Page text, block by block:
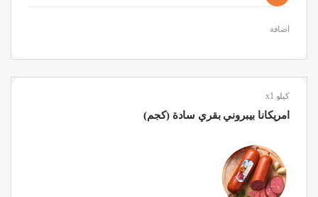
اضافة
كيلو x1
امريكانا بيبروني بقري سادة (كجم)